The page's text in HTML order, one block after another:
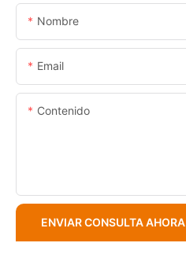
Nombre
Email
Contenido
ENVIAR CONSULTA AHORA